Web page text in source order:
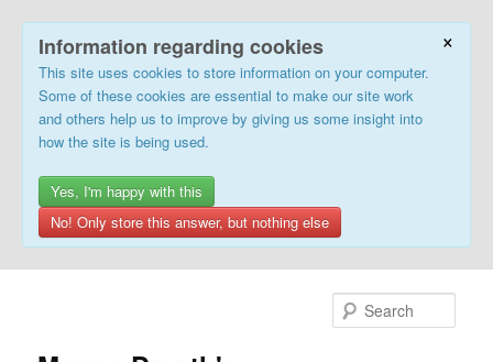
×
Information regarding cookies
This site uses cookies to store information on your computer.
Some of these cookies are essential to make our site work
and others help us to improve by giving us some insight into
how the site is being used.
Yes, I'm happy with this
No! Only store this answer, but nothing else